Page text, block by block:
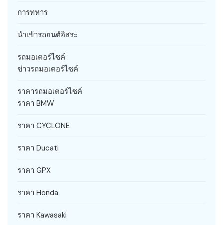
การทหาร
นำเข้ารถยนต์อิสระ
รถมอเตอร์ไซค์
ข่าวรถมอเตอร์ไซค์
ราคารถมอเตอร์ไซค์
ราคา BMW
ราคา CYCLONE
ราคา Ducati
ราคา GPX
ราคา Honda
ราคา Kawasaki